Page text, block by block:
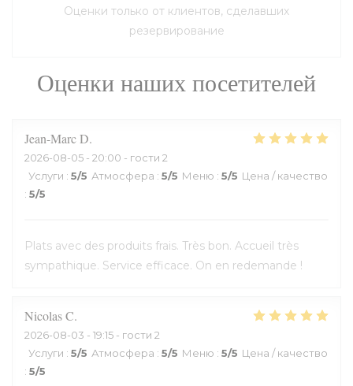
Оценки наших посетителей
Jean-MarcD
2026-08-05 - 20:00 - гости 2
Услуги : 5/5 Атмосфера : 5/5 Меню : 5/5 Цена / качество
: 5/5
Plats avec des produits frais. Très bon. Accueil très
sympathique. Service efficace. On en redemande !
NicolasC
2026-08-03 - 19:15 - гости 2
Услуги : 5/5 Атмосфера : 5/5 Меню : 5/5 Цена / качество
: 5/5
Оценки только от клиентов, сделавших
резервирование